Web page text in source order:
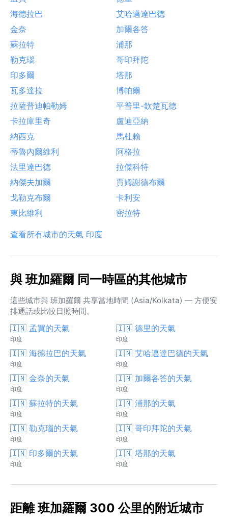
海德拉巴
艾哈邁達巴德
金奈
加爾各答
蘇拉特
浦那
勒克瑙
哥印拜陀
印多爾
塔那
瓦多達拉
博帕爾
拉薩普迪帕勒姆
平普里-欽楚瓦德
卡拉庫里奇
盧迪亞納
納西克
馬杜賴
蒂魯內爾維利
阿格拉
法里達巴德
拉傑科特
納傑夫加爾
賈姆謝德布爾
戈勒克布爾
卡利安
東比維利
密拉特
查看所有城市的天氣 印度
與 班加羅爾 同一時區的其他城市
這些城市與 班加羅爾 共享當地時間 (Asia/Kolkata) — 方便安
排通話或比較日照時間。
🇮🇳 孟買的天氣
印度
🇮🇳 德里的天氣
印度
🇮🇳 海德拉巴的天氣
印度
🇮🇳 艾哈邁達巴德的天氣
印度
🇮🇳 金奈的天氣
印度
🇮🇳 加爾各答的天氣
印度
🇮🇳 蘇拉特的天氣
印度
🇮🇳 浦那的天氣
印度
🇮🇳 勒克瑙的天氣
印度
🇮🇳 哥印拜陀的天氣
印度
🇮🇳 印多爾的天氣
印度
🇮🇳 塔那的天氣
印度
距離 班加羅爾 300 公里的附近城市